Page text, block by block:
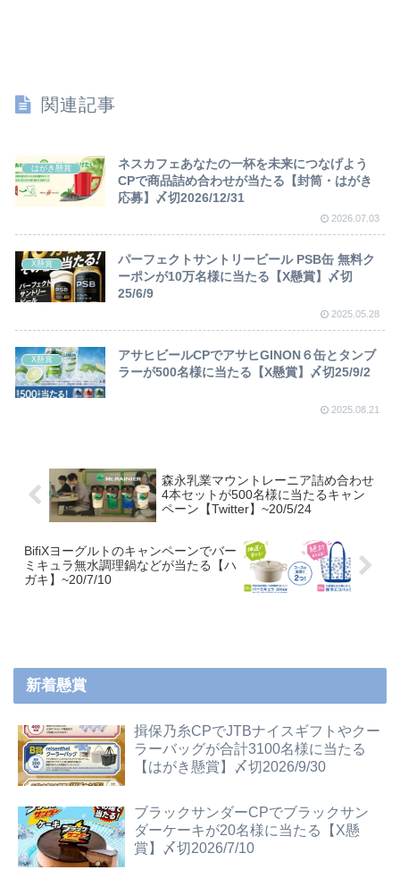
関連記事
はがき懸賞
ネスカフェあなたの一杯を未来につなげよう
CPで商品詰め合わせが当たる【封筒・はがき
応募】〆切2026/12/31
2026.07.03
X懸賞
パーフェクトサントリービール PSB缶 無料ク
ーポンが10万名様に当たる【X懸賞】〆切
25/6/9
2025.05.28
X懸賞
アサヒビールCPでアサヒGINON６缶とタンブ
ラーが500名様に当たる【X懸賞】〆切25/9/2
2025.08.21
森永乳業マウントレーニア詰め合わせ
4本セットが500名様に当たるキャン
ペーン【Twitter】~20/5/24
BifiXヨーグルトのキャンペーンでバー
ミキュラ無水調理鍋などが当たる【ハ
ガキ】~20/7/10
新着懸賞
揖保乃糸CPでJTBナイスギフトやクー
ラーバッグが合計3100名様に当たる
【はがき懸賞】〆切2026/9/30
ブラックサンダーCPでブラックサン
ダーケーキが20名様に当たる【X懸
賞】〆切2026/7/10